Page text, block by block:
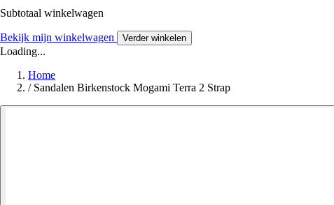
Subtotaal winkelwagen
Bekijk mijn winkelwagen Verder winkelen
Loading...
Home
/ Sandalen Birkenstock Mogami Terra 2 Strap